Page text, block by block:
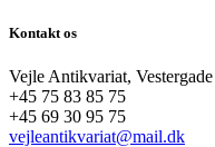
Kontakt os
Vejle Antikvariat,
+45 75 83 85 75
+45 69 30 95 75
vejleantikvariat@mail.dk